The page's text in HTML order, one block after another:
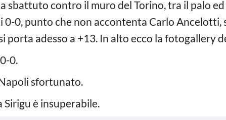
sbattuto contro il muro del Torino, tra il palo
0-0, punto che non accontenta Carlo
porta adesso a +13. In alto ecco la fotogallery
0.
sfortunato.
Sirigu è insuperabile.